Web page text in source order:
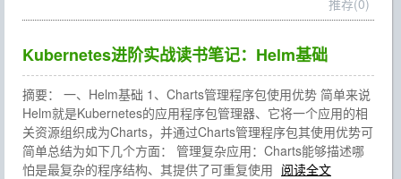
推荐(0)
Kubernetes进阶实战读书笔记：Helm基础
摘要： 一、Helm基础 1、Charts管理程序包使用优势 简单来说
Helm就是Kubernetes的应用程序包管理器、它将一个应用的相
关资源组织成为Charts，并通过Charts管理程序包其使用优势可
简单总结为如下几个方面： 管理复杂应用：Charts能够描述哪
怕是最复杂的程序结构、其提供了可重复使用 阅读全文